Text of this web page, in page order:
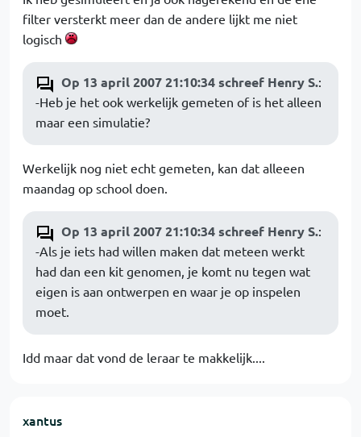
filter versterkt meer dan de andere lijkt me niet
logisch
Op 13 april 2007 21:10:34 schreef Henry S.:
-Heb je het ook werkelijk gemeten of is het alleen
maar een simulatie?
Werkelijk nog niet echt gemeten, kan dat alleeen
maandag op school doen.
Op 13 april 2007 21:10:34 schreef Henry S.:
-Als je iets had willen maken dat meteen werkt
had dan een kit genomen, je komt nu tegen wat
eigen is aan ontwerpen en waar je op inspelen
moet.
Idd maar dat vond de leraar te makkelijk....
xantus